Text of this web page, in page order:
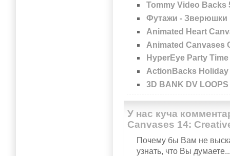
Tommy Video Backs
Футажи - Зверюшки
Animated Heart
Animated Canvases
HyperEye Party
ActionBacks Holiday
3D BANK DV
У нас куча
Canvases 14:
Почему бы Вам не
узнать, что Вы